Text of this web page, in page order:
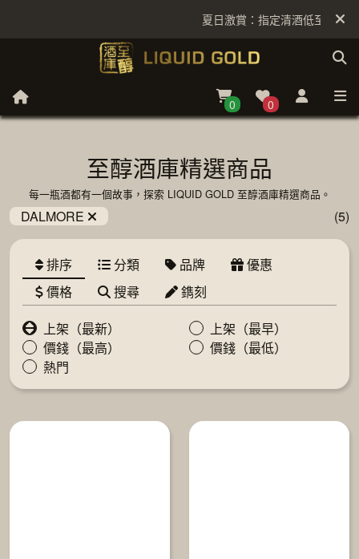
夏日激賞：指定清酒低至6折
0 0
至醇酒庫精選商品
每一瓶酒都有一個故事，探索 LIQUID GOLD 至醇酒庫精選商品。
DALMORE (5)
排序 分類 品牌
優惠
價格
搜尋
鐫刻
上架（最新）
上架（最早）
價錢（最高）
價錢（最低）
熱門